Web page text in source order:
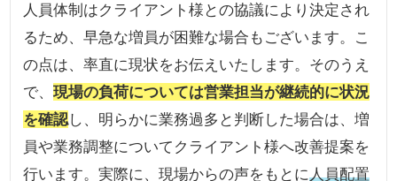
人員体制はクライアント様との協議により決定され
るため、早急な増員が困難な場合もございます。こ
の点は、率直に現状をお伝えいたします。そのうえ
で、現場の負荷については営業担当が継続的に状況
を確認し、明らかに業務過多と判断した場合は、増
員や業務調整についてクライアント様へ改善提案を
行います。実際に、現場からの声をもとに人員配置